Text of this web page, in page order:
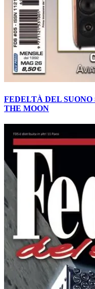
FEDELTÀ DEL SUONO
THE MOON